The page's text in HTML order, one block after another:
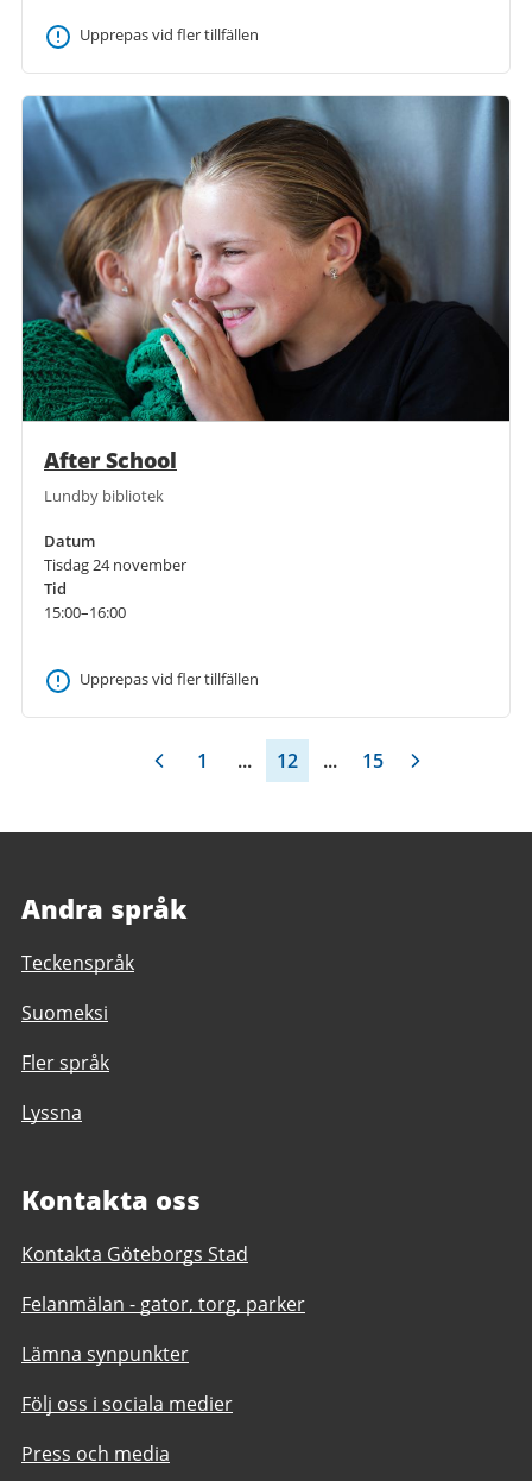
Upprepas vid fler tillfällen
After School
Lundby bibliotek
Datum
Tisdag 24 november
Tid
15:00–16:00
Upprepas vid fler tillfällen
1 ... 12 ... 15
Andra språk
Teckenspråk
Suomeksi
Fler språk
Lyssna
Kontakta oss
Kontakta Göteborgs Stad
Felanmälan - gator, torg, parker
Lämna synpunkter
Följ oss i sociala medier
Press och media